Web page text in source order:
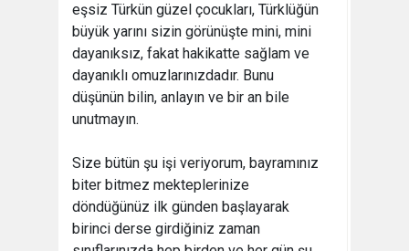
eşsiz Türkün güzel çocukları, Türklüğün
büyük yarını sizin görünüşte mini, mini
dayanıksız, fakat hakikatte sağlam ve
dayanıklı omuzlarınızdadır. Bunu
düşünün bilin, anlayın ve bir an bile
unutmayın.
Size bütün şu işi veriyorum, bayramınız
biter bitmez mekteplerinize
döndüğünüz ilk günden başlayarak
birinci derse girdiğiniz zaman